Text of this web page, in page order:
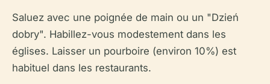
Saluez avec une poignée de main ou un "Dzień
dobry". Habillez-vous modestement dans les
églises. Laisser un pourboire (environ 10%) est
habituel dans les restaurants.